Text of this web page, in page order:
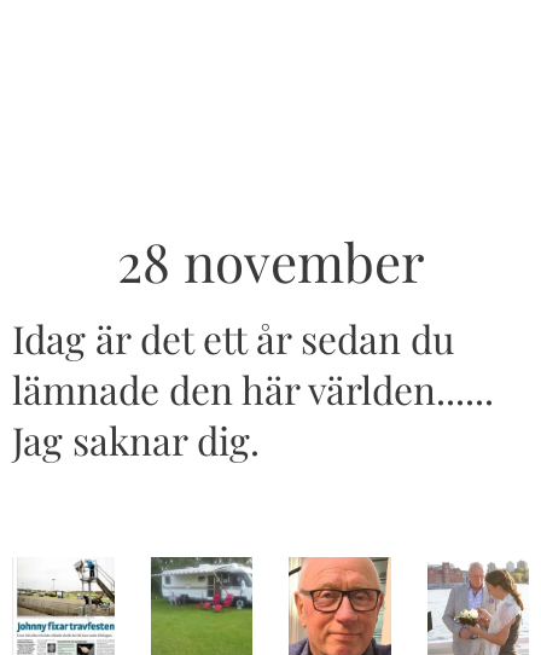
28 november
Idag är det ett år sedan du
lämnade den här världen......
Jag saknar dig.